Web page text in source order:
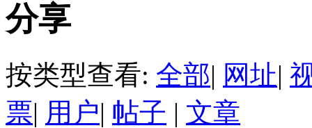
分享
按类型查看: 全部| 网址|
票| 用户| 帖子 | 文章